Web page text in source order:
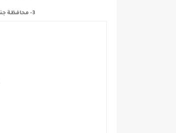
3- محافظة جنوب سيناء .. وظيفة مدير عام الادارة العامة لشئون الخدمة المدنية